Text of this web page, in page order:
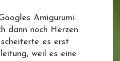
Amigurumi-
dann noch Herzen
es erst
weil es eine